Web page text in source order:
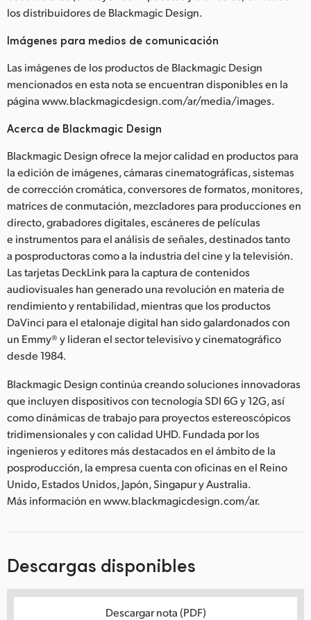
los distribuidores de Blackmagic Design.
Imágenes para medios de comunicación
Las imágenes de los productos de Blackmagic Design
mencionados en esta nota se encuentran disponibles en la
página www.blackmagicdesign.com/ar/media/images.
Acerca de Blackmagic Design
Blackmagic Design ofrece la mejor calidad en productos para
la edición de imágenes, cámaras cinematográficas, sistemas
de corrección cromática, conversores de formatos, monitores,
matrices de conmutación, mezcladores para producciones en
directo, grabadores digitales, escáneres de películas
e instrumentos para el análisis de señales, destinados tanto
a posproductoras como a la industria del cine y la televisión.
Las tarjetas DeckLink para la captura de contenidos
audiovisuales han generado una revolución en materia de
rendimiento y rentabilidad, mientras que los productos
DaVinci para el etalonaje digital han sido galardonados con
un Emmy® y lideran el sector televisivo y cinematográfico
desde 1984.
Blackmagic Design continúa creando soluciones innovadoras
que incluyen dispositivos con tecnología SDI 6G y 12G, así
como dinámicas de trabajo para proyectos estereoscópicos
tridimensionales y con calidad UHD. Fundada por los
ingenieros y editores más destacados en el ámbito de la
posproducción, la empresa cuenta con oficinas en el Reino
Unido, Estados Unidos, Japón, Singapur y Australia.
Más información en www.blackmagicdesign.com/ar.
Descargas disponibles
Descargar nota (PDF)